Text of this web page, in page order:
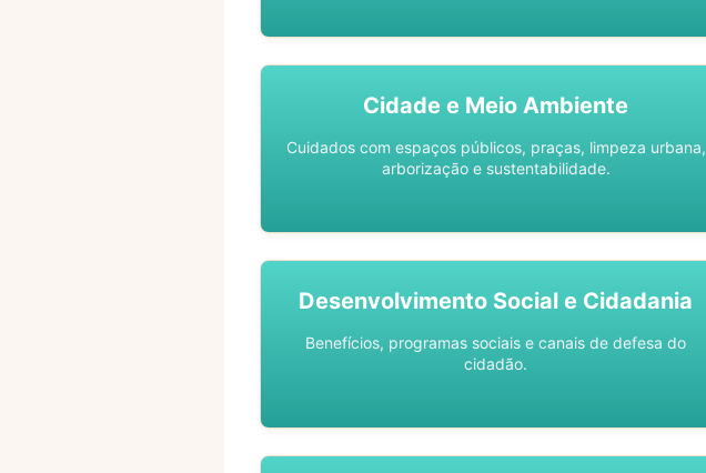
Cidade e Meio Ambiente
Cuidados com espaços públicos, praças, limpeza urbana,
arborização e sustentabilidade.
Desenvolvimento Social e Cidadania
Benefícios, programas sociais e canais de defesa do
cidadão.